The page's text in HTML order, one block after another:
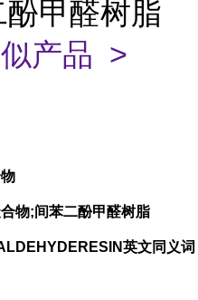
甲醛树脂
产品 >
物;间苯二酚甲醛树脂
英文同义词